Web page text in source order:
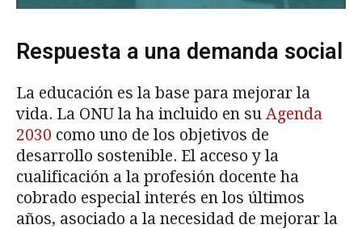
Respuesta a una demanda social
La educación es la base para mejorar la
vida. La ONU la ha incluido en su Agenda
2030 como uno de los objetivos de
desarrollo sostenible. El acceso y la
cualificación a la profesión docente ha
cobrado especial interés en los últimos
años, asociado a la necesidad de mejorar la